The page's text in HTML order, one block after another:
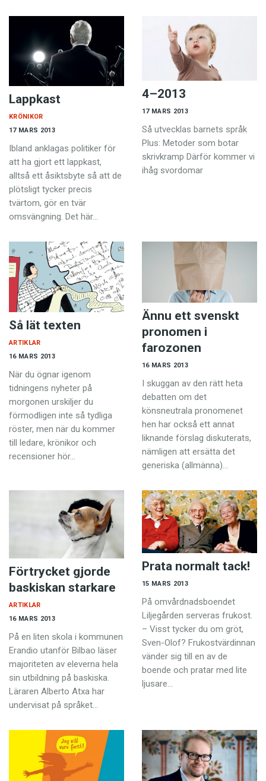
Lappkast
17 MARS 2013
KRÖNIKOR
Ibland anklagas politiker för
att ha gjort ett lappkast,
alltså ett åsiktsbyte så att de
plötsligt tycker precis
tvärtom, gör en tvär
omsvängning. Det här…
4–2013
17 MARS 2013
Så utvecklas barnets språk
Plus: Metoder som botar
skrivkramp Därför kommer vi
ihåg svordomar
Så lät texten
16 MARS 2013
ARTIKLAR
När du ögnar igenom
tidningens nyheter på
morgonen urskiljer du
förmodligen inte så tydliga
röster, men när du kommer
till ledare, krönikor och
recensioner hör…
Ännu ett svenskt
pronomen i
farozonen
16 MARS 2013
I skuggan av den rätt heta
debatten om det
könsneutrala pronomenet
hen har också ett annat
liknande förslag diskuterats,
nämligen att ersätta det
generiska (allmänna)…
Förtrycket gjorde
baskiskan starkare
16 MARS 2013
ARTIKLAR
På en liten skola i kommunen
Erandio utanför Bilbao läser
majoriteten av eleverna hela
sin utbildning på baskiska.
Läraren Alberto Atxa har
undervisat på språket…
Prata normalt tack!
15 MARS 2013
På omvårdnadsboendet
Liljegården serveras frukost.
– Visst tycker du om gröt,
Sven-Olof? Frukostvärdinnan
vänder sig till en av de
boende och pratar med lite
ljusare…